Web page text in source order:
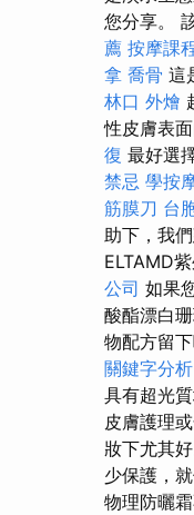
您分享。
薦 按摩課
拿 喬骨 這
林口 外燴
性皮膚表
復 最好選
禁忌 學按
筋膜刀 台
助下，我
ELTAMD
公司 如果
酸酯漂白
物配方留
關鍵字分析
具有超光
皮膚護理
妝下尤其好
少保護，
物理防曬